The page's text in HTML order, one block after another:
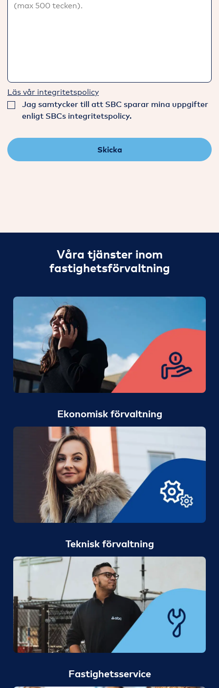
Läs vår integritetspolicy
Jag samtycker till att SBC sparar mina uppgifter
enligt SBCs integritetspolicy.
Skicka
Våra tjänster inom
fastighetsförvaltning
Ekonomisk förvaltning
Teknisk förvaltning
Fastighetsservice